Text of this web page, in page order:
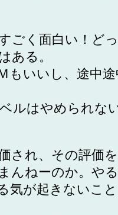
ごく面白い！ど
ある。
もいいし、途中
ルはやめられな
され、その評価
んねーのか。や
気が起きないこ